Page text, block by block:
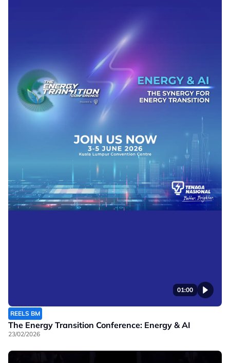
01:00
REELS BM
The Energy Transition Conference: Energy & AI
23/02/2026